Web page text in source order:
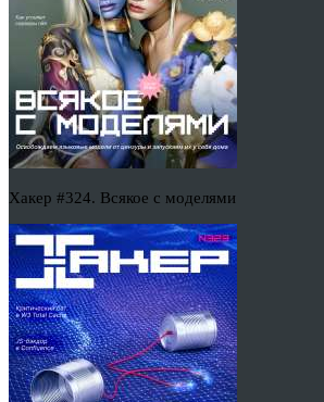
Хакер #324. Всякое с моделями